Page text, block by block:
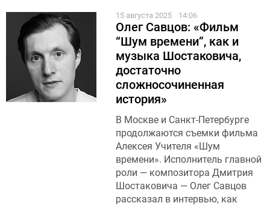
15 августа 2025 14:06
Олег Савцов: «Фильм
“Шум времени”, как и
музыка Шостаковича,
достаточно
сложносочиненная
история»
В Москве и Санкт-Петербурге
продолжаются съемки фильма
Алексея Учителя «Шум
времени». Исполнитель главной
роли — композитора Дмитрия
Шостаковича — Олег Савцов
рассказал в интервью, как